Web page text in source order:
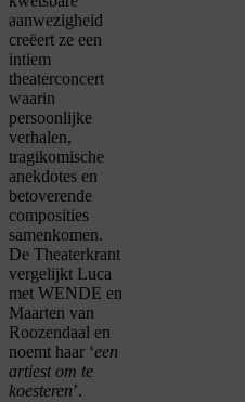
aanwezigheid
creëert ze een
intiem
theaterconcert
waarin
persoonlijke
verhalen,
tragikomische
anekdotes en
betoverende
composities
samenkomen.
De Theaterkrant
vergelijkt Luca
met WENDE en
Maarten van
Roozendaal en
noemt haar ‘een
artiest om te
koesteren’.